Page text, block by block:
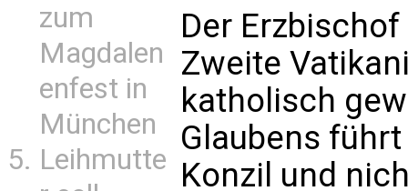
zum
Magdalen
enfest in
München
Leihmutte
Der
Zweite
katholisch
Glaubens
Konzil und